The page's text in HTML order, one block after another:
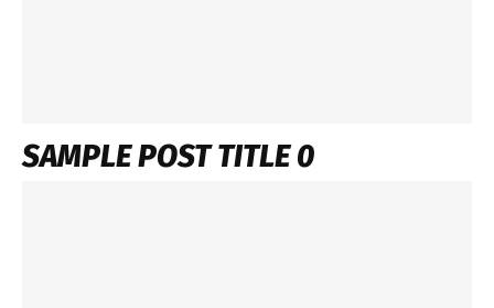
SAMPLE POST TITLE 0